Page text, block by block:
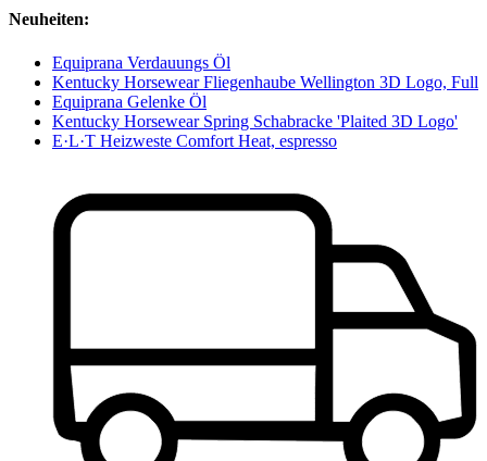
Neuheiten:
Equiprana Verdauungs Öl
Kentucky Horsewear Fliegenhaube Wellington 3D Logo, Full
Equiprana Gelenke Öl
Kentucky Horsewear Spring Schabracke 'Plaited 3D Logo'
E·L·T Heizweste Comfort Heat, espresso